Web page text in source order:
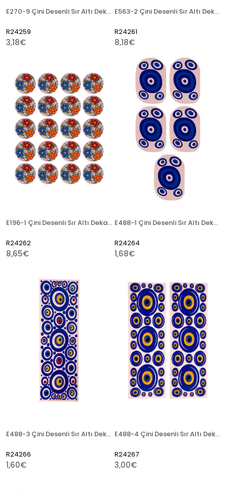
E270-9 Çini Desenli Sır Altı Dekal 3x23 cm
R24259
3,18€
E563-2 Çini Desenli Sır Altı Dekal 12 cm
R24261
8,18€
E196-1 Çini Desenli Sır Altı Dekal 6 cm
R24262
8,65€
E488-1 Çini Desenli Sır Altı Dekal 5x7 cm
R24264
1,68€
E488-3 Çini Desenli Sır Altı Dekal 7x21 cm
R24266
1,60€
E488-4 Çini Desenli Sır Altı Dekal 7x21 cm
R24267
3,00€